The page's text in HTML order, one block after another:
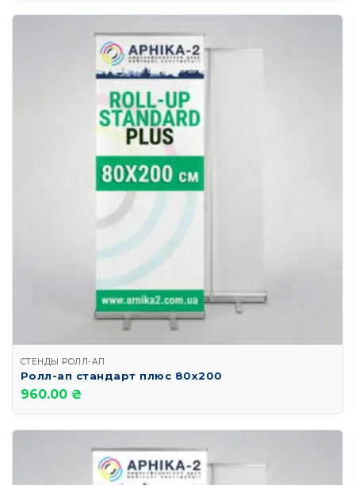
СТЕНДЫ РОЛЛ-АП
Ролл-ап стандарт плюс 80х200
960.00 ₴